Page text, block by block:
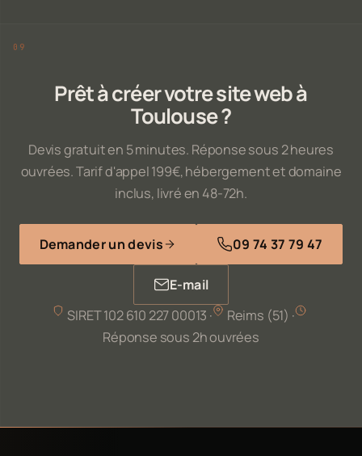
Prêt à créer votre site web à
Toulouse ?
Devis gratuit en 5 minutes. Réponse sous 2 heures
ouvrées. Tarif d'appel 199€, hébergement et domaine
inclus, livré en 48-72h.
Demander un devis 09 74 37 79 47
E-mail
SIRET 102 610 227 00013 ·
Reims (51) ·
Réponse sous 2h ouvrées